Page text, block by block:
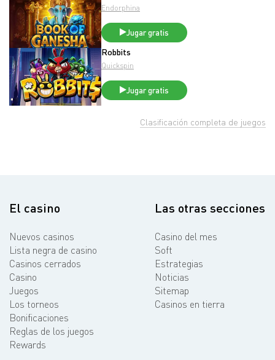
Endorphina
Jugar gratis
Robbits
Quickspin
Jugar gratis
Clasificación completa de juegos
El casino
Nuevos casinos
Lista negra de casino
Casinos cerrados
Casino
Juegos
Los torneos
Bonificaciones
Reglas de los juegos
Rewards
Las otras secciones
Casino del mes
Soft
Estrategias
Noticias
Sitemap
Casinos en tierra